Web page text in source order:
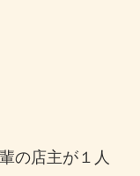
の店主が１人